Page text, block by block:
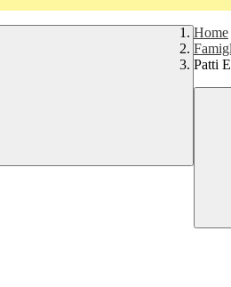
Home
Patti